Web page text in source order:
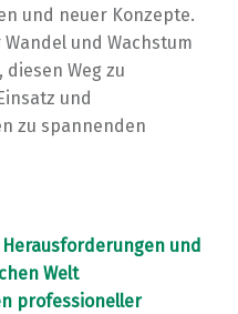
und neuer Konzepte.
und Wachstum
Weg zu
und
zu spannenden
und
Welt
professioneller